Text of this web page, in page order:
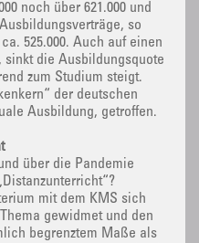
noch über 621.000 und
so
525.000. Auch auf einen
sinkt die Ausbildungsquote
zum Studium steigt.
der deutschen
Ausbildung, getroffen.
über die Pandemie
mit dem KMS sich
gewidmet und den
begrenztem Maße als